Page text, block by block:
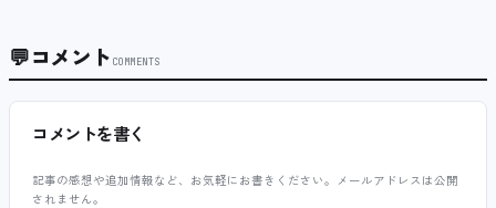
💬コメント COMMENTS
コメントを書く
記事の感想や追加情報など、お気軽にお書きください。メールアドレスは公開
されません。